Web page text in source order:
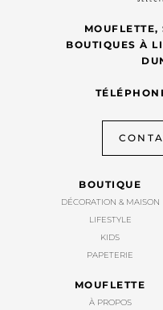
BOUTIQUES À
BOUTIQUE
DÉCORATION & MAISON
LIFESTYLE
KIDS
PAPETERIE
MOUFLETTE
À PROPOS